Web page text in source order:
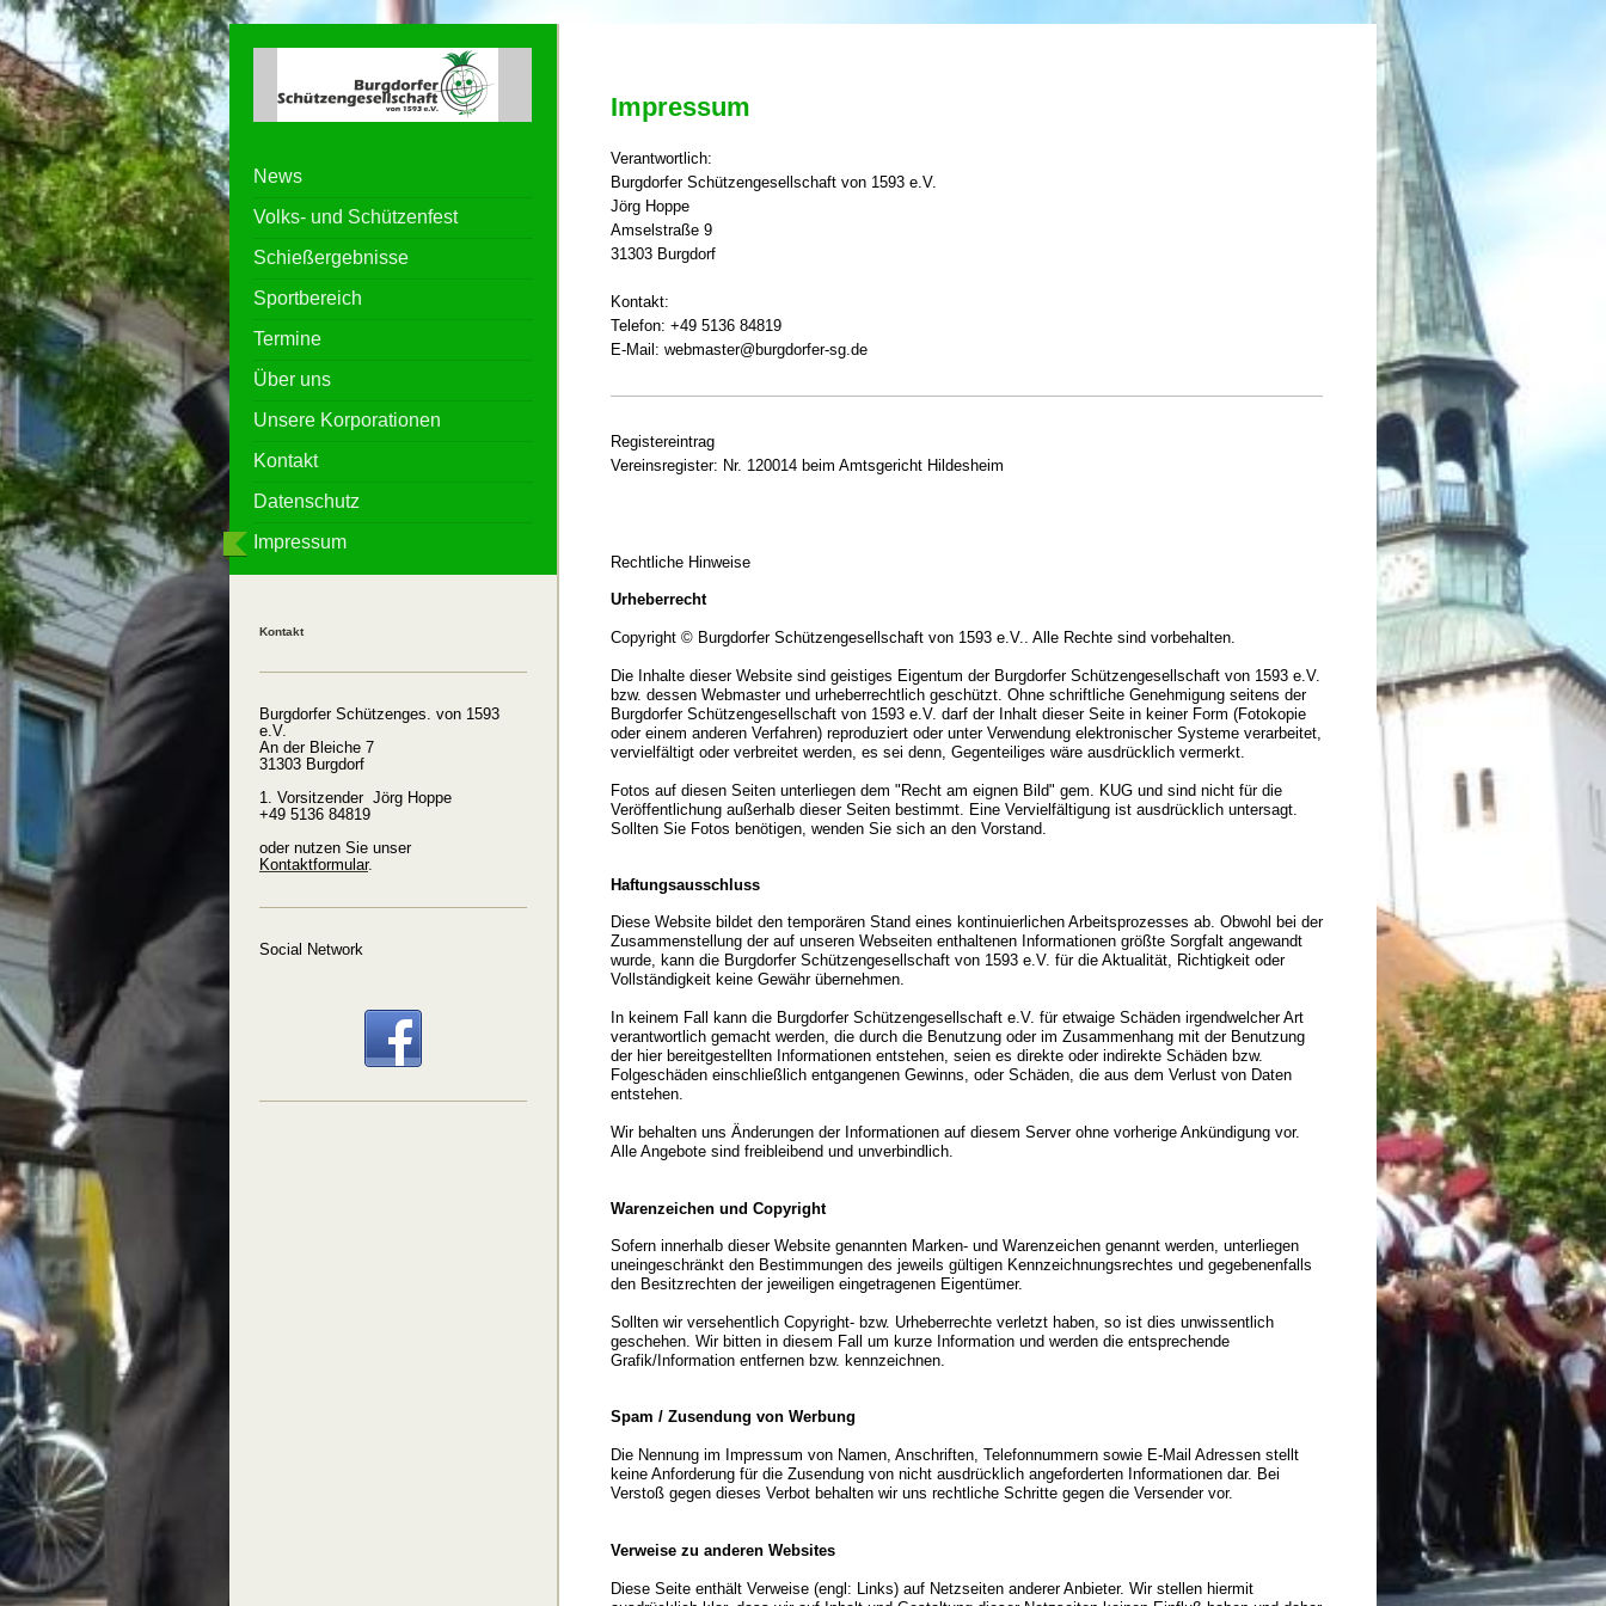
News
Volks- und Schützenfest
Schießergebnisse
Sportbereich
Termine
Über uns
Unsere Korporationen
Kontakt
Datenschutz
Impressum
Kontakt
Burgdorfer Schützenges. von 1593
e.V.
An der Bleiche 7
31303 Burgdorf
1. Vorsitzender Jörg Hoppe
+49 5136 84819
oder nutzen Sie unser
Kontaktformular.
Social Network
Impressum
Verantwortlich:
Burgdorfer Schützengesellschaft von 1593 e.V.
Jörg Hoppe
Amselstraße 9
31303 Burgdorf
Kontakt:
Telefon: +49 5136 84819
E-Mail: webmaster@burgdorfer-sg.de
Registereintrag
Vereinsregister: Nr. 120014 beim Amtsgericht Hildesheim
Rechtliche Hinweise
Urheberrecht
Copyright © Burgdorfer Schützengesellschaft von 1593 e.V.. Alle Rechte sind vorbehalten.
Die Inhalte dieser Website sind geistiges Eigentum der Burgdorfer Schützengesellschaft von 1593 e.V.
bzw. dessen Webmaster und urheberrechtlich geschützt. Ohne schriftliche Genehmigung seitens der
Burgdorfer Schützengesellschaft von 1593 e.V. darf der Inhalt dieser Seite in keiner Form (Fotokopie
oder einem anderen Verfahren) reproduziert oder unter Verwendung elektronischer Systeme verarbeitet,
vervielfältigt oder verbreitet werden, es sei denn, Gegenteiliges wäre ausdrücklich vermerkt.
Fotos auf diesen Seiten unterliegen dem "Recht am eignen Bild" gem. KUG und sind nicht für die
Veröffentlichung außerhalb dieser Seiten bestimmt. Eine Vervielfältigung ist ausdrücklich untersagt.
Sollten Sie Fotos benötigen, wenden Sie sich an den Vorstand.
Haftungsausschluss
Diese Website bildet den temporären Stand eines kontinuierlichen Arbeitsprozesses ab. Obwohl bei der
Zusammenstellung der auf unseren Webseiten enthaltenen Informationen größte Sorgfalt angewandt
wurde, kann die Burgdorfer Schützengesellschaft von 1593 e.V. für die Aktualität, Richtigkeit oder
Vollständigkeit keine Gewähr übernehmen.
In keinem Fall kann die Burgdorfer Schützengesellschaft e.V. für etwaige Schäden irgendwelcher Art
verantwortlich gemacht werden, die durch die Benutzung oder im Zusammenhang mit der Benutzung
der hier bereitgestellten Informationen entstehen, seien es direkte oder indirekte Schäden bzw.
Folgeschäden einschließlich entgangenen Gewinns, oder Schäden, die aus dem Verlust von Daten
entstehen.
Wir behalten uns Änderungen der Informationen auf diesem Server ohne vorherige Ankündigung vor.
Alle Angebote sind freibleibend und unverbindlich.
Warenzeichen und Copyright
Sofern innerhalb dieser Website genannten Marken- und Warenzeichen genannt werden, unterliegen
uneingeschränkt den Bestimmungen des jeweils gültigen Kennzeichnungsrechtes und gegebenenfalls
den Besitzrechten der jeweiligen eingetragenen Eigentümer.
Sollten wir versehentlich Copyright- bzw. Urheberrechte verletzt haben, so ist dies unwissentlich
geschehen. Wir bitten in diesem Fall um kurze Information und werden die entsprechende
Grafik/Information entfernen bzw. kennzeichnen.
Spam / Zusendung von Werbung
Die Nennung im Impressum von Namen, Anschriften, Telefonnummern sowie E-Mail Adressen stellt
keine Anforderung für die Zusendung von nicht ausdrücklich angeforderten Informationen dar. Bei
Verstoß gegen dieses Verbot behalten wir uns rechtliche Schritte gegen die Versender vor .
Verweise zu anderen Websites
Diese Seite enthält Verweise (engl: Links) auf Netzseiten anderer Anbieter. Wir stellen hiermit